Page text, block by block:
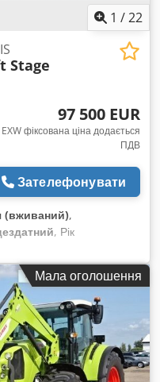
1 /22
Stage
97 500 EUR
EXW фіксована ціна додається
ПДВ
Зателефонувати
(вживаний),
, Рік
40 км/год, колір:
трактор Claas
A96 100 Рік
939 годин Трактор у
з дуже незначним
і готовий до роботи без
Twjikock Він
Мала оголошення